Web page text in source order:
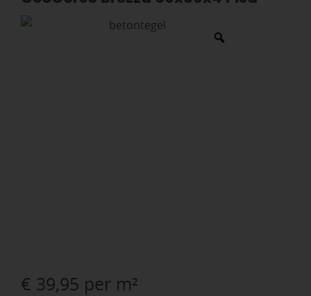
€ 39,95 per m²